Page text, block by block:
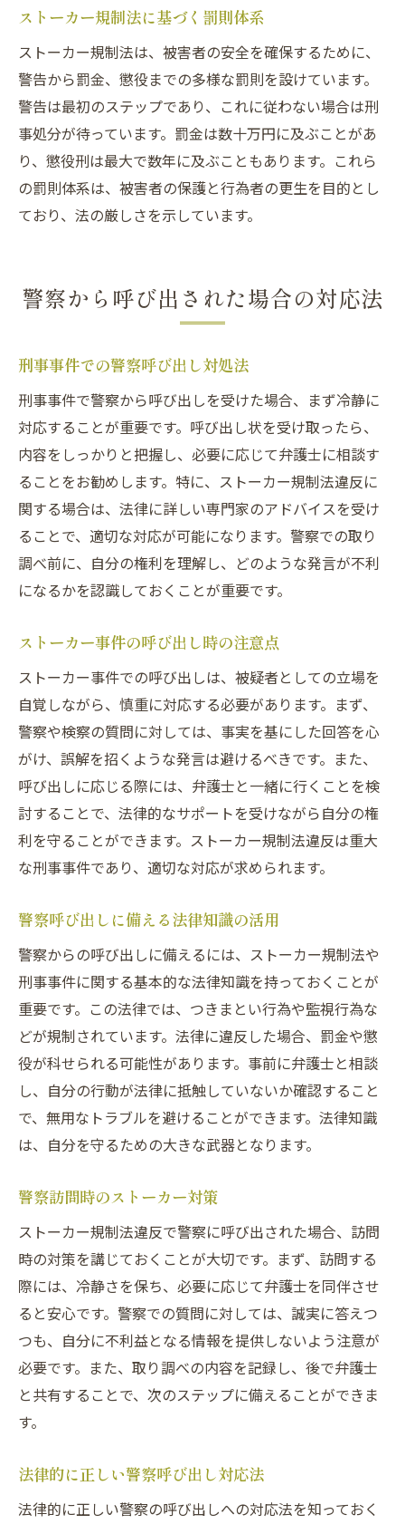
ストーカー規制法に基づく罰則体系
ストーカー規制法は、被害者の安全を確保するために、
警告から罰金、懲役までの多様な罰則を設けています。
警告は最初のステップであり、これに従わない場合は刑
事処分が待っています。罰金は数十万円に及ぶことがあ
り、懲役刑は最大で数年に及ぶこともあります。これら
の罰則体系は、被害者の保護と行為者の更生を目的とし
ており、法の厳しさを示しています。
警察から呼び出された場合の対応法
刑事事件での警察呼び出し対処法
刑事事件で警察から呼び出しを受けた場合、まず冷静に
対応することが重要です。呼び出し状を受け取ったら、
内容をしっかりと把握し、必要に応じて弁護士に相談す
ることをお勧めします。特に、ストーカー規制法違反に
関する場合は、法律に詳しい専門家のアドバイスを受け
ることで、適切な対応が可能になります。警察での取り
調べ前に、自分の権利を理解し、どのような発言が不利
になるかを認識しておくことが重要です。
ストーカー事件の呼び出し時の注意点
ストーカー事件での呼び出しは、被疑者としての立場を
自覚しながら、慎重に対応する必要があります。まず、
警察や検察の質問に対しては、事実を基にした回答を心
がけ、誤解を招くような発言は避けるべきです。また、
呼び出しに応じる際には、弁護士と一緒に行くことを検
討することで、法律的なサポートを受けながら自分の権
利を守ることができます。ストーカー規制法違反は重大
な刑事事件であり、適切な対応が求められます。
警察呼び出しに備える法律知識の活用
警察からの呼び出しに備えるには、ストーカー規制法や
刑事事件に関する基本的な法律知識を持っておくことが
重要です。この法律では、つきまとい行為や監視行為な
どが規制されています。法律に違反した場合、罰金や懲
役が科せられる可能性があります。事前に弁護士と相談
し、自分の行動が法律に抵触していないか確認すること
で、無用なトラブルを避けることができます。法律知識
は、自分を守るための大きな武器となります。
警察訪問時のストーカー対策
ストーカー規制法違反で警察に呼び出された場合、訪問
時の対策を講じておくことが大切です。まず、訪問する
際には、冷静さを保ち、必要に応じて弁護士を同伴させ
ると安心です。警察での質問に対しては、誠実に答えつ
つも、自分に不利益となる情報を提供しないよう注意が
必要です。また、取り調べの内容を記録し、後で弁護士
と共有することで、次のステップに備えることができま
す。
法律的に正しい警察呼び出し対応法
法律的に正しい警察の呼び出しへの対応法を知っておく